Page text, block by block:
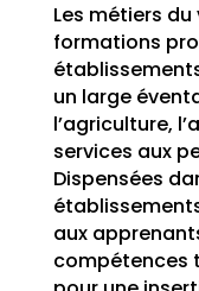
Les métiers
formations
un large
l’agriculture,
services aux
Dispensées
aux
compétences